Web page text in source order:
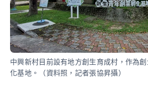
中興新村目前設有地方創生育成村，作為
化基地。（資料照，記者張協昇攝）